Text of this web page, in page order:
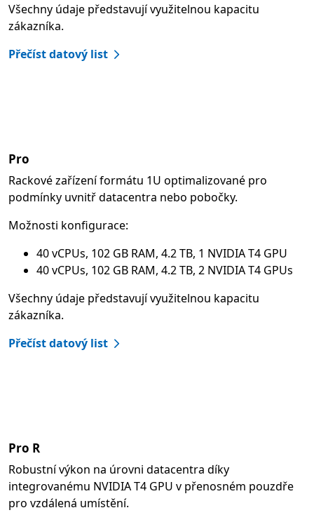
Všechny údaje představují využitelnou kapacitu
zákazníka.
Přečíst datový list
Pro
Rackové zařízení formátu 1U optimalizované pro
podmínky uvnitř datacentra nebo pobočky.
Možnosti konfigurace:
40 vCPUs, 102 GB RAM, 4.2 TB, 1 NVIDIA T4 GPU
40 vCPUs, 102 GB RAM, 4.2 TB, 2 NVIDIA T4 GPUs
Všechny údaje představují využitelnou kapacitu
zákazníka.
Přečíst datový list
Pro R
Robustní výkon na úrovni datacentra díky
integrovanému NVIDIA T4 GPU v přenosném pouzdře
pro vzdálená umístění.